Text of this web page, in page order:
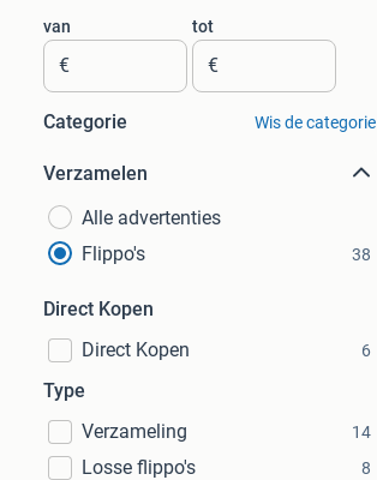
van
€
tot
€
Categorie Wis de categorie
Verzamelen
Alle advertenties
Flippo's
38
Direct Kopen
Direct Kopen
6
Type
Verzameling
14
Losse flippo's 8